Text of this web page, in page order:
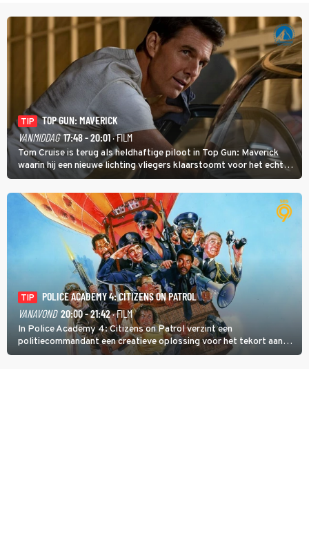
TIP
TOP GUN: MAVERICK
VANMIDDAG 17:48 - 20:01· FILM
Tom Cruise is terug als heldhaftige piloot in Top Gun: Maverick
waarin hij een nieuwe lichting vliegers klaarstoomt voor het echte
werk.
TIP
POLICE ACADEMY 4: CITIZENS ON PATROL
VANAVOND 20:00 - 21:42· FILM
In Police Academy 4: Citizens on Patrol verzint een
politiecommandant een creatieve oplossing voor het tekort aan
agenten.